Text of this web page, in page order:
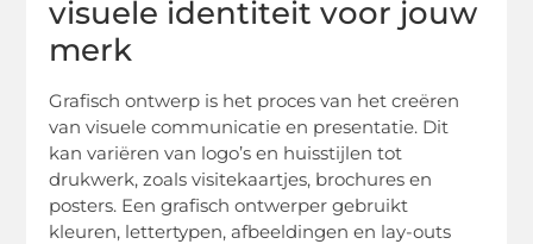
visuele identiteit voor jouw
merk
Grafisch ontwerp is het proces van het creëren
van visuele communicatie en presentatie. Dit
kan variëren van logo’s en huisstijlen tot
drukwerk, zoals visitekaartjes, brochures en
posters. Een grafisch ontwerper gebruikt
kleuren, lettertypen, afbeeldingen en lay-outs